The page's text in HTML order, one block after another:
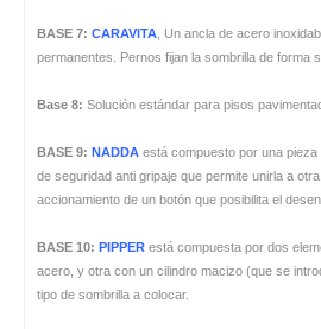
BASE 7: CARAVITA , Un ancla de acero
permanentes. Pernos fijan la sombrilla de forma
Base 8: Solución estándar para pisos
BASE 9: NADDA está compuesto por una
de seguridad anti gripaje que permite unirla a
accionamiento de un botón que posibilita el
BASE 10: PIPPER está compuesta por dos
acero, y otra con un cilindro macizo (que se
tipo de sombrilla a colocar.